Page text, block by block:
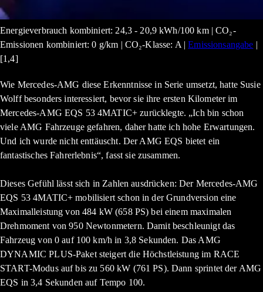
Energieverbrauch kombiniert: 24,3 - 20,9 kWh/100 km | CO₂-
Emissionen kombiniert: 0 g/km | CO₂-Klasse: A |Emissionsangabe |
[1,4]
Wie Mercedes-AMG diese Erkenntnisse in Serie umsetzt, hatte Susie
Wolff besonders interessiert, bevor sie ihre ersten Kilometer im
Mercedes-AMG EQS 53 4MATIC+ zurücklegte. „Ich bin schon
viele AMG Fahrzeuge gefahren, daher hatte ich hohe Erwartungen.
Und ich wurde nicht enttäuscht. Der AMG EQS bietet ein
fantastisches Fahrerlebnis“, fasst sie zusammen.
Dieses Gefühl lässt sich in Zahlen ausdrücken: Der Mercedes-AMG
EQS 53 4MATIC+ mobilisiert schon in der Grundversion eine
Maximalleistung von 484 kW (658 PS) bei einem maximalen
Drehmoment von 950 Newtonmetern. Damit beschleunigt das
Fahrzeug von 0 auf 100 km/h in 3,8 Sekunden. Das AMG
DYNAMIC PLUS-Paket steigert die Höchstleistung im RACE
START-Modus auf bis zu 560 kW (761 PS). Dann sprintet der AMG
EQS in 3,4 Sekunden auf Tempo 100.